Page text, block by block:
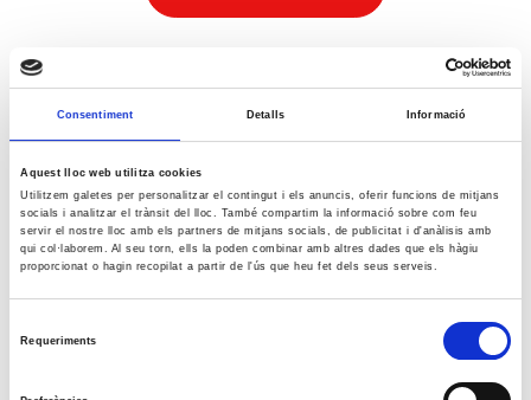
Consentiment Detalls Informació
Aquest lloc web utilitza cookies
Utilitzem galetes per personalitzar el contingut i els anuncis, oferir funcions de mitjans
socials i analitzar el trànsit del lloc. També compartim la informació sobre com feu
servir el nostre lloc amb els partners de mitjans socials, de publicitat i d'anàlisis amb
qui col·laborem. Al seu torn, ells la poden combinar amb altres dades que els hàgiu
proporcionat o hagin recopilat a partir de l'ús que heu fet dels seus serveis.
Requeriments
Notícies
Notícies
agost 2026
Dl
Dt Dc Dj Dv Ds
Dg
1
2
17